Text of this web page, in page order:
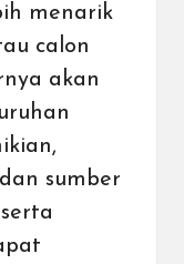
menarik
calon
akan
sumber